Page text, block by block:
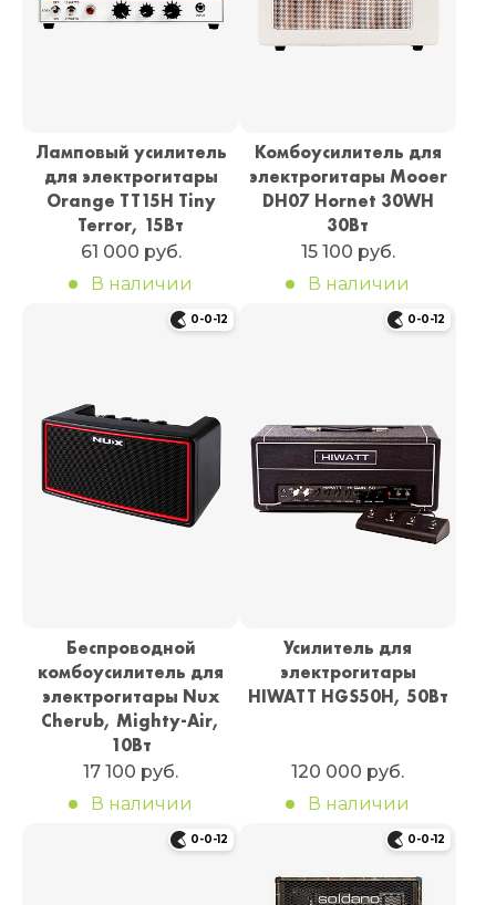
Ламповый усилитель
для электрогитары
Orange TT15H Tiny
Terror, 15Вт
61 000 руб.
В наличии
Комбоусилитель для
электрогитары Mooer
DH07 Hornet 30WH
30Вт
15 100 руб.
В наличии
0-0-12
Беспроводной
комбоусилитель для
электрогитары Nux
Cherub, Mighty-Air,
10Вт
17 100 руб.
В наличии
0-0-12
Усилитель для
электрогитары
HIWATT HGS50H, 50Вт
120 000 руб.
В наличии
0-0-12 0-0-12